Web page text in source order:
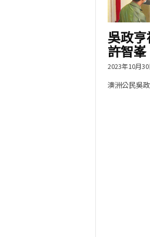
吳政
許智
2023年10月30
澳洲公民吳